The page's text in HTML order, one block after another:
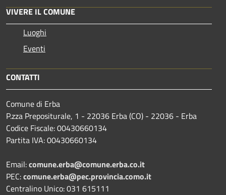
VIVERE IL COMUNE
Luoghi
Eventi
CONTATTI
Comune di Erba
P.zza Prepositurale, 1 - 22036 Erba (CO) - 22036 - Erba
Codice Fiscale: 00430660134
Partita IVA: 00430660134
Email:comune.erba@comune.erba.co.it
PEC:comune.erba@pec.provincia.como.it
Centralino Unico: 031 615111